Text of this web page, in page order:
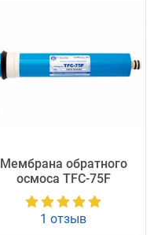
Мембрана обратного
осмоса TFC-75F
1 отзыв